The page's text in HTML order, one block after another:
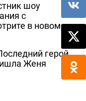
шоу
с
в новом
герой.
Женя